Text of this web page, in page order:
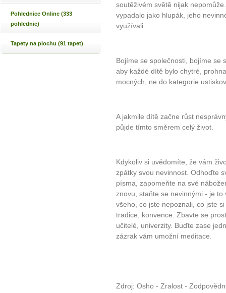
Pohlednice Online (333
pohlednic)
Tapety na plochu (91 tapet)
soutěživém světě nijak
vypadalo jako hlupák, jeho
využívali.
Bojíme se společnosti, bojíme se
aby každé dítě bylo chytré,
mocných, ne do kategorie
A jakmile dítě začne růst
půjde tímto směrem celý život.
Kdykoliv si uvědomíte, že vám
zpátky svou nevinnost. Odhoďte
písma, zapomeňte na své
znovu, staňte se nevinnými - je
všeho, co jste nepoznali, co jste
tradice, konvence. Zbavte se
učitelé, univerzity. Buďte zase
zázrak vám umožní meditace.
Zdroj: Osho - Zralost -